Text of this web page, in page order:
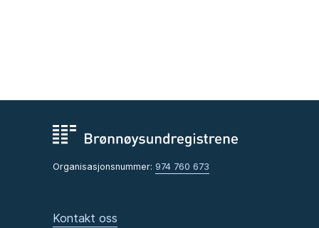
Organisasjonsnummer: 974 760 673
Kontakt oss